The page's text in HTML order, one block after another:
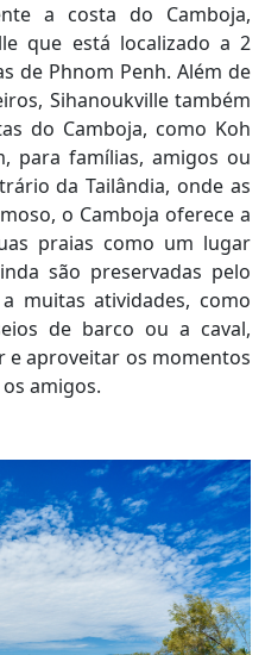
a costa do Camboja,
que está localizado a 2
de Phnom Penh. Além de
Sihanoukville também
do Camboja, como Koh
para famílias, amigos ou
da Tailândia, onde as
o Camboja oferece a
praias como um lugar
são preservadas pelo
muitas atividades, como
de barco ou a caval,
e aproveitar os momentos
amigos.